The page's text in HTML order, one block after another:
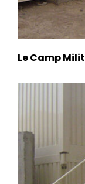
Le Camp